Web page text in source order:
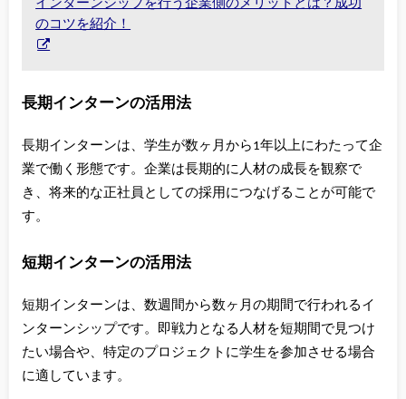
インターンシップを行う企業側のメリットとは？成功
のコツを紹介！
長期インターンの活用法
長期インターンは、学生が数ヶ月から1年以上にわたって企
業で働く形態です。企業は長期的に人材の成長を観察で
き、将来的な正社員としての採用につなげることが可能で
す。
短期インターンの活用法
短期インターンは、数週間から数ヶ月の期間で行われるイ
ンターンシップです。即戦力となる人材を短期間で見つけ
たい場合や、特定のプロジェクトに学生を参加させる場合
に適しています。